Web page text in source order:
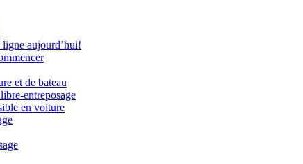
aujourd’hui!
et de bateau
entreposage
en voiture